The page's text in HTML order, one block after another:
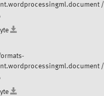
/
/